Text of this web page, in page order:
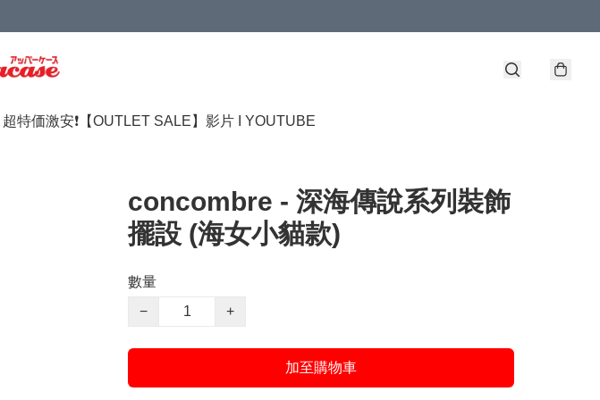
超特価激安❗【OUTLET SALE】 影片 I YOUTUBE
concombre - 深海傳說系列裝飾
擺設 (海女小貓款)
數量
−
+
加至購物車